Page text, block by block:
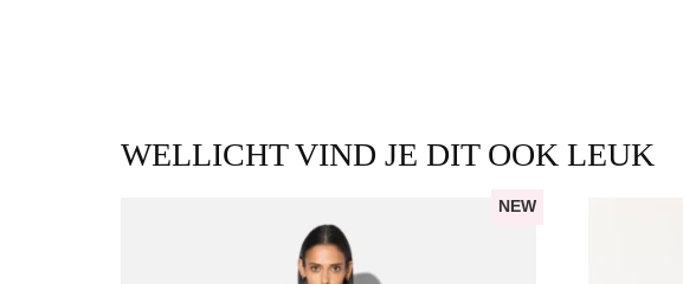
WELLICHT VIND JE DIT OOK LEUK
NEW